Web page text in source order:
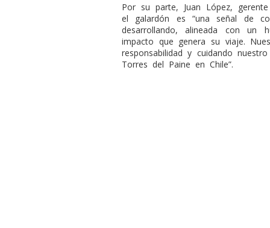
Por su parte, Juan López,
el galardón es “una señal de
desarrollando, alineada con un
impacto que genera su viaje.
responsabilidad y cuidando
Torres del Paine en Chile”.